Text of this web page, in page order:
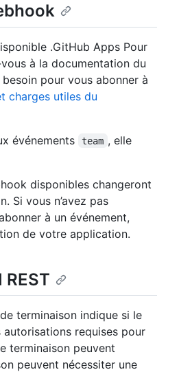
.GitHub Apps Pour
à la documentation du
pour vous abonner à
charges utiles du
événements
team , elle
disponibles changeront
Si vous n’avez pas
à un événement,
de votre application.
terminaison indique si le
requises pour
terminaison peuvent
peuvent nécessiter une